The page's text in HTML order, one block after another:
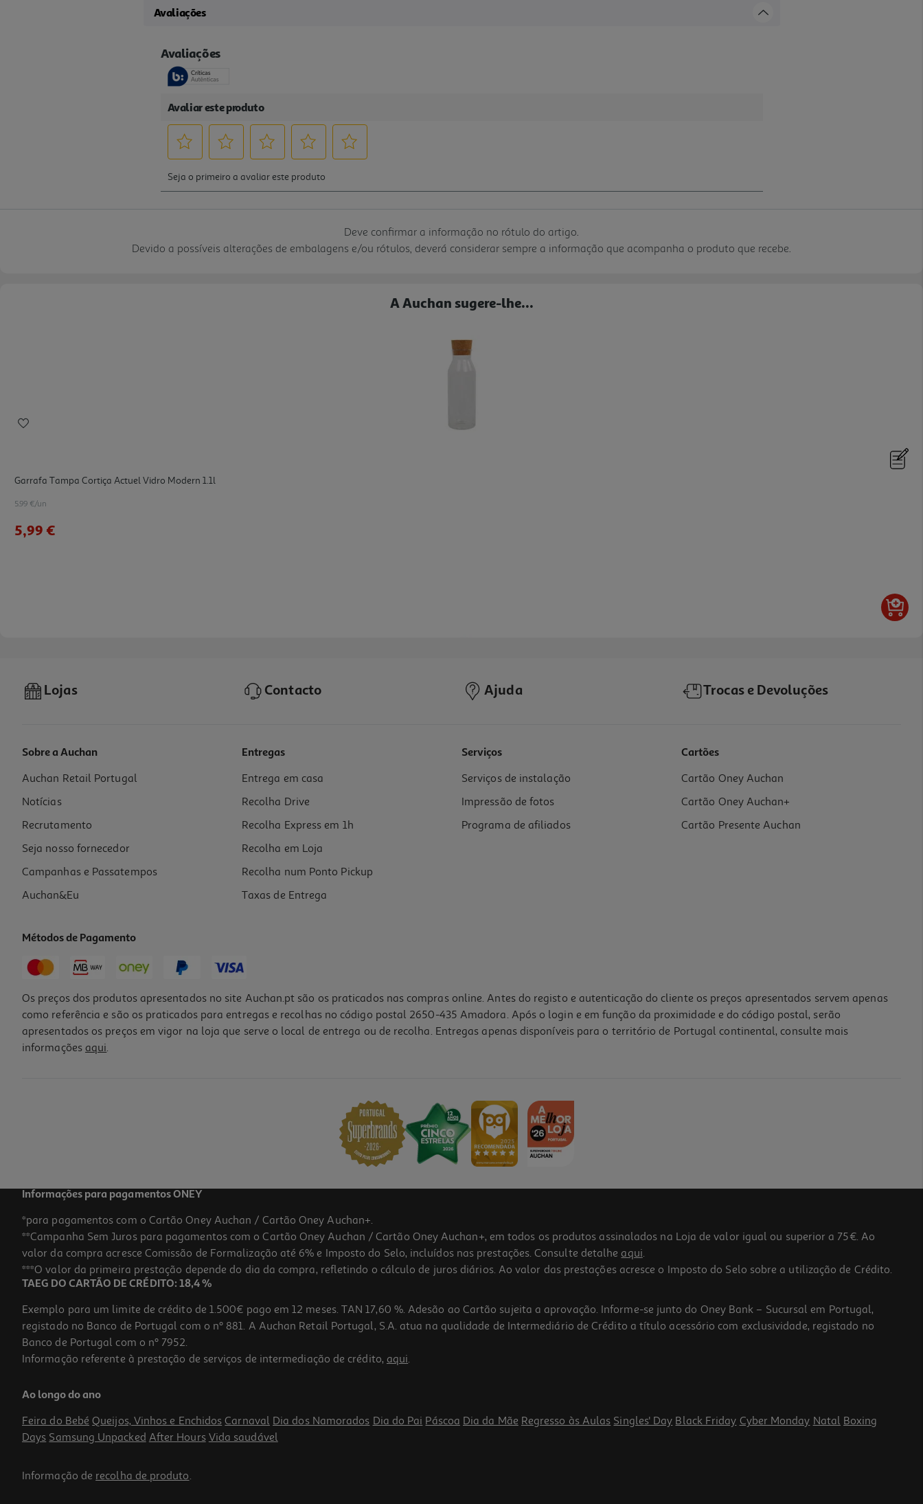
Avaliações
Deve confirmar a informação no rótulo do artigo.
Devido a possíveis alterações de embalagens e/ou rótulos, deverá considerar sempre a informação que acompanha o produto que recebe.
A Auchan sugere-lhe...
Garrafa Tampa Cortiça Actuel Vidro Modern 1.1l
5.99 €/un
5,99 €
Garrafa Vidro Actuel Azul 1l
2.99 €/un
2,99 €
5.99 €/un
5,99 €
Lojas Contacto Ajuda Trocas e Devoluções
Sobre a Auchan
Auchan Retail Portugal
Notícias
Recrutamento
Seja nosso fornecedor
Campanhas e Passatempos
Auchan&Eu
Entregas
Entrega em casa
Recolha Drive
Recolha Express em 1h
Recolha em Loja
Recolha num Ponto Pickup
Taxas de Entrega
Serviços
Serviços de instalação
Impressão de fotos
Programa de afiliados
Cartões
Cartão Oney Auchan
Cartão Oney Auchan+
Cartão Presente Auchan
Métodos de Pagamento
Os preços dos produtos apresentados no site Auchan.pt são os praticados nas compras online. Antes do registo e autenticação do cliente os preços apresentados servem apenas
como referência e são os praticados para entregas e recolhas no código postal 2650-435 Amadora. Após o login e em função da proximidade e do código postal, serão
apresentados os preços em vigor na loja que serve o local de entrega ou de recolha. Entregas apenas disponíveis para o território de Portugal continental, consulte mais
informações aqui.
Informações para pagamentos ONEY
*para pagamentos com o Cartão Oney Auchan / Cartão Oney Auchan+.
**Campanha Sem Juros para pagamentos com o Cartão Oney Auchan / Cartão Oney Auchan+, em todos os produtos assinalados na Loja de valor igual ou superior a 75€. Ao
valor da compra acresce Comissão de Formalização até 6% e Imposto do Selo, incluídos nas prestações. Consulte detalhe aqui.
***O valor da primeira prestação depende do dia da compra, refletindo o cálculo de juros diários. Ao valor das prestações acresce o Imposto do Selo sobre a utilização de Crédito.
TAEG DO CARTÃO DE CRÉDITO: 18,4 %
Exemplo para um limite de crédito de 1.500€ pago em 12 meses. TAN 17,60 %. Adesão ao Cartão sujeita a aprovação. Informe-se junto do Oney Bank – Sucursal em Portugal,
registado no Banco de Portugal com o nº 881. A Auchan Retail Portugal, S.A. atua na qualidade de Intermediário de Crédito a título acessório com exclusividade, registado no
Banco de Portugal com o nº 7952.
Informação referente à prestação de serviços de intermediação de crédito, aqui.
Ao longo do ano
Feira do Bebé Queijos, Vinhos e Enchidos Carnaval Dia dos Namorados Dia do Pai Páscoa Dia da Mãe Regresso às Aulas Singles' Day Black Friday Cyber Monday Natal Boxing
Days Samsung Unpacked After Hours Vida saudável
Informação de recolha de produto.